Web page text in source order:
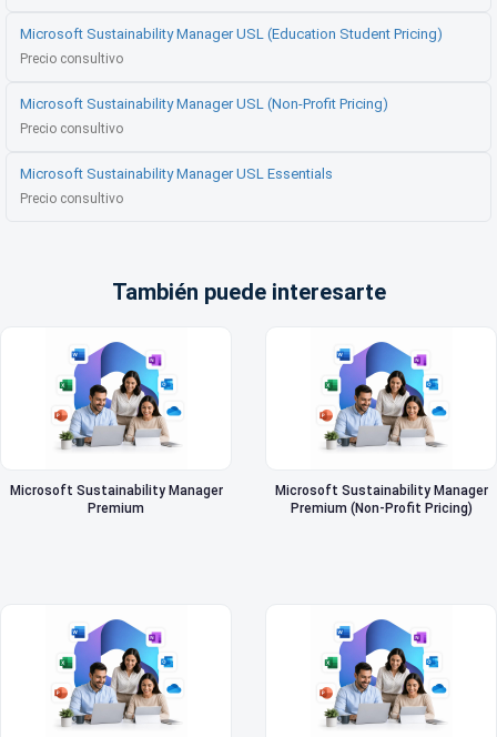
Microsoft Sustainability Manager USL (Education Student Pricing)
Precio consultivo
Microsoft Sustainability Manager USL (Non-Profit Pricing)
Precio consultivo
Microsoft Sustainability Manager USL Essentials
Precio consultivo
También puede interesarte
Microsoft Sustainability Manager
Premium
Microsoft Sustainability Manager
Premium (Non-Profit Pricing)